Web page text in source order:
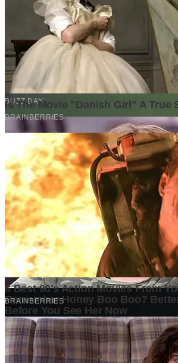
Data Mengubah Dugaan Menjadi
Menguntungkan
1 week ago